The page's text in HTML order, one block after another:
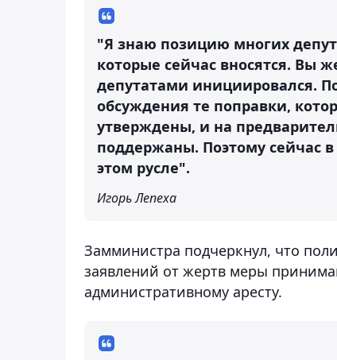
"Я знаю позицию многих
которые сейчас вносятся. Вы
депутатами инициировался.
обсуждения те поправки,
утверждены, и на
поддержаны. Поэтому сейчас
этом русле".
Игорь Лепеха
Замминистра подчеркнул, что
заявлений от жертв меры
административному аресту.